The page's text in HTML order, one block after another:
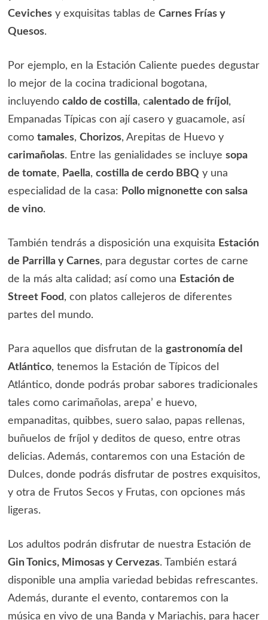
Cevichesy exquisitas tablas de Carnes Frías y
Quesos.
Por ejemplo, en la Estación Caliente puedes degustar
lo mejor de la cocina tradicional bogotana,
incluyendo caldo de costilla, calentado de fríjol ,
Empanadas Típicas con ají casero y guacamole, así
como tamales, Chorizos, Arepitas de Huevo y
carimañolas. Entre las genialidades se incluye sopa
de tomate, Paella, costilla de cerdo BBQ y una
especialidad de la casa: Pollo mignonette con salsa
de vino.
También tendrás a disposición una exquisita Estación
de Parrilla y Carnes, para degustar cortes de carne
de la más alta calidad; así como una Estación de
Street Food, con platos callejeros de diferentes
partes del mundo.
Para aquellos que disfrutan de la gastronomía del
Atlántico, tenemos la Estación de Típicos del
Atlántico, donde podrás probar sabores tradicionales
tales como carimañolas, arepa’ e huevo,
empanaditas, quibbes, suero salao, papas rellenas,
buñuelos de fríjol y deditos de queso, entre otras
delicias. Además, contaremos con una Estación de
Dulces, donde podrás disfrutar de postres exquisitos,
y otra de Frutos Secos y Frutas, con opciones más
ligeras.
Los adultos podrán disfrutar de nuestra Estación de
Gin Tonics, Mimosas y Cervezas. También estará
disponible una amplia variedad bebidas refrescantes.
Además, durante el evento, contaremos con la
música en vivo de una Banda y Mariachis, para hacer